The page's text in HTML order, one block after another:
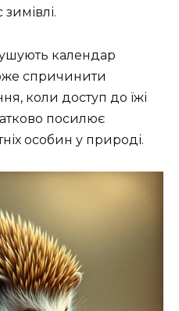
календар
спричинити
коли доступ до їжі
посилює
особин у природі.